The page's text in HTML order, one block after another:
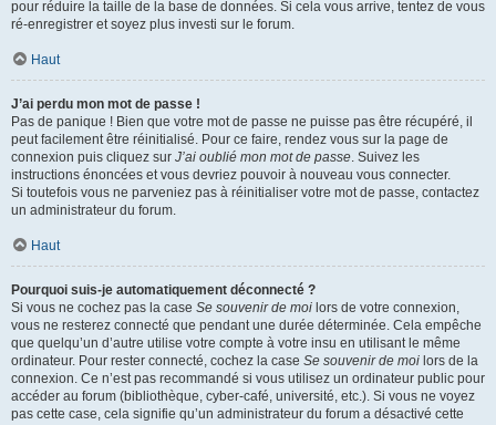
pour réduire la taille de la base de données. Si cela vous arrive, tentez de vous
ré-enregistrer et soyez plus investi sur le forum.
Haut
J’ai perdu mon mot de passe !
Pas de panique ! Bien que votre mot de passe ne puisse pas être récupéré, il
peut facilement être réinitialisé. Pour ce faire, rendez vous sur la page de
connexion puis cliquez sur J’ai oublié mon mot de passe. Suivez les
instructions énoncées et vous devriez pouvoir à nouveau vous connecter.
Si toutefois vous ne parveniez pas à réinitialiser votre mot de passe, contactez
un administrateur du forum.
Haut
Pourquoi suis-je automatiquement déconnecté ?
Si vous ne cochez pas la case Se souvenir de moi lors de votre connexion,
vous ne resterez connecté que pendant une durée déterminée. Cela empêche
que quelqu’un d’autre utilise votre compte à votre insu en utilisant le même
ordinateur. Pour rester connecté, cochez la case Se souvenir de moi lors de la
connexion. Ce n’est pas recommandé si vous utilisez un ordinateur public pour
accéder au forum (bibliothèque, cyber-café, université, etc.). Si vous ne voyez
pas cette case, cela signifie qu’un administrateur du forum a désactivé cette